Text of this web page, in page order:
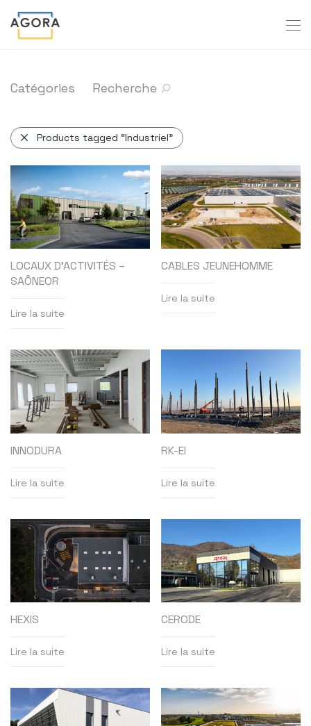
Catégories Recherche
Products tagged “Industriel”
LOCAUX D’ACTIVITÉS –
SAÔNEOR
Lire la suite
CABLES JEUNEHOMME
Lire la suite
INNODURA
Lire la suite
RK-EI
Lire la suite
HEXIS
Lire la suite
CERODE
Lire la suite